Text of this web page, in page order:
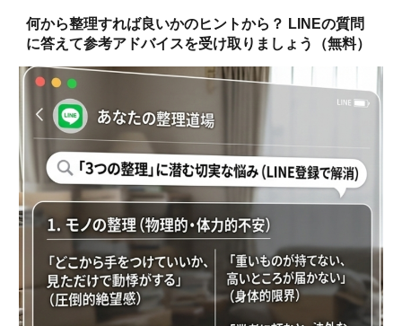
何から整理すれば良いかのヒントから？ LINEの質問
に答えて参考アドバイスを受け取りましょう（無料）